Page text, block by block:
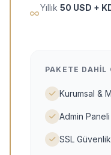
Yıllık 50 USD +
PAKETE DAHIL
Kurumsal &
Admin
SSL